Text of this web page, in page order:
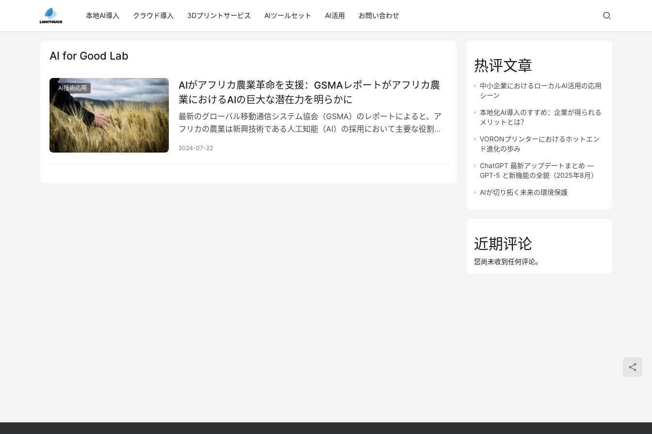
本地AI導入 クラウド導入 3Dプリントサービス AIツールセット AI活用 お問い合わせ
AI for Good Lab
AI技術応用
AIがアフリカ農業革命を支援：GSMAレポートがアフリカ農
業におけるAIの巨大な潜在力を明らかに
最新のグローバル移動通信システム協会（GSMA）のレポートによると、ア
フリカの農業は新興技術である人工知能（AI）の採用において主要な役割を
2024-07-22
热评文章
中小企業におけるローカルAI活用の応用
シーン
本地化AI導入のすすめ：企業が得られる
メリットとは？
VORONプリンターにおけるホットエン
ド進化の歩み
ChatGPT 最新アップデートまとめ —
GPT-5 と新機能の全貌（2025年8月）
AIが切り拓く未来の環境保護
近期评论
您尚未收到任何评论。